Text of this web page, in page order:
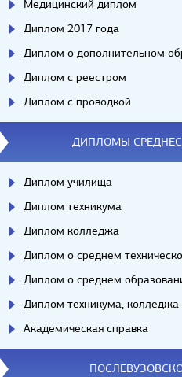
Медицинский диплом
Диплом 2017 года
Диплом о дополнительном
Диплом с реестром
Диплом с проводкой
ДИПЛОМЫ
Диплом училища
Диплом техникума
Диплом колледжа
Диплом о среднем
Диплом о среднем
Диплом техникума, колледжа
Академическая справка